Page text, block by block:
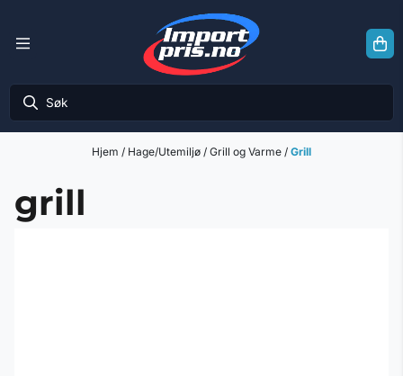
Hjem / Hage/Utemiljø / Grill og Varme / Grill
grill